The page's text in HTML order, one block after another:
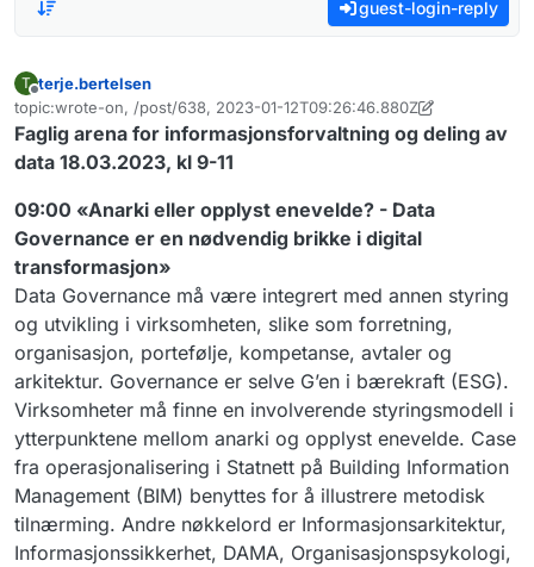
guest-login-reply
T
Frakoblet
terje.bertelsen
topic:wrote-on, /post/638, 2023-01-12T09:26:46.880Z
Sist endret av terje.bertelsen1. des. 2023, 13:16
Faglig arena for informasjonsforvaltning og deling av
data 18.03.2023, kl 9-11
09:00 «Anarki eller opplyst enevelde? - Data
Governance er en nødvendig brikke i digital
transformasjon»
Data Governance må være integrert med annen styring
og utvikling i virksomheten, slike som forretning,
organisasjon, portefølje, kompetanse, avtaler og
arkitektur. Governance er selve G’en i bærekraft (ESG).
Virksomheter må finne en involverende styringsmodell i
ytterpunktene mellom anarki og opplyst enevelde. Case
fra operasjonalisering i Statnett på Building Information
Management (BIM) benyttes for å illustrere metodisk
tilnærming. Andre nøkkelord er Informasjonsarkitektur,
Informasjonssikkerhet, DAMA, Organisasjonspsykologi,